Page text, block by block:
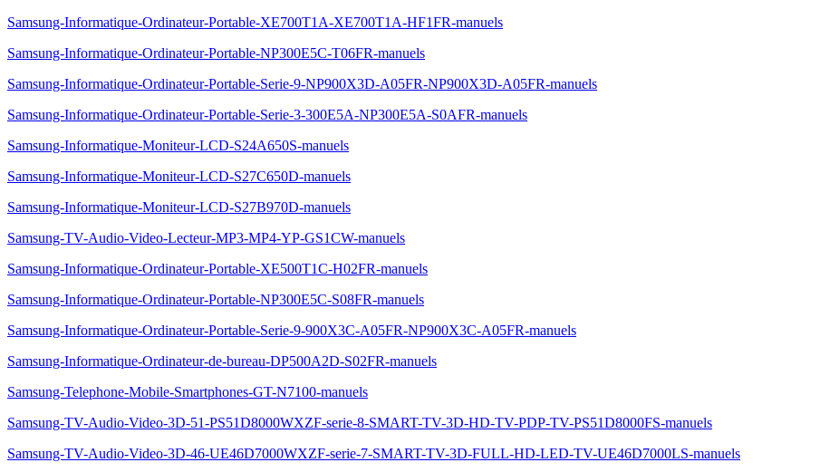
Samsung-Informatique-Ordinateur-Portable-XE700T1A-XE700T1A-HF1FR-manuels
Samsung-Informatique-Ordinateur-Portable-NP300E5C-T06FR-manuels
Samsung-Informatique-Ordinateur-Portable-Serie-9-NP900X3D-A05FR-NP900X3D-A05FR-manuels
Samsung-Informatique-Ordinateur-Portable-Serie-3-300E5A-NP300E5A-S0AFR-manuels
Samsung-Informatique-Moniteur-LCD-S24A650S-manuels
Samsung-Informatique-Moniteur-LCD-S27C650D-manuels
Samsung-Informatique-Moniteur-LCD-S27B970D-manuels
Samsung-TV-Audio-Video-Lecteur-MP3-MP4-YP-GS1CW-manuels
Samsung-Informatique-Ordinateur-Portable-XE500T1C-H02FR-manuels
Samsung-Informatique-Ordinateur-Portable-NP300E5C-S08FR-manuels
Samsung-Informatique-Ordinateur-Portable-Serie-9-900X3C-A05FR-NP900X3C-A05FR-manuels
Samsung-Informatique-Ordinateur-de-bureau-DP500A2D-S02FR-manuels
Samsung-Telephone-Mobile-Smartphones-GT-N7100-manuels
Samsung-TV-Audio-Video-3D-51-PS51D8000WXZF-serie-8-SMART-TV-3D-HD-TV-PDP-TV-PS51D8000FS-manuels
Samsung-TV-Audio-Video-3D-46-UE46D7000WXZF-serie-7-SMART-TV-3D-FULL-HD-LED-TV-UE46D7000LS-manuels